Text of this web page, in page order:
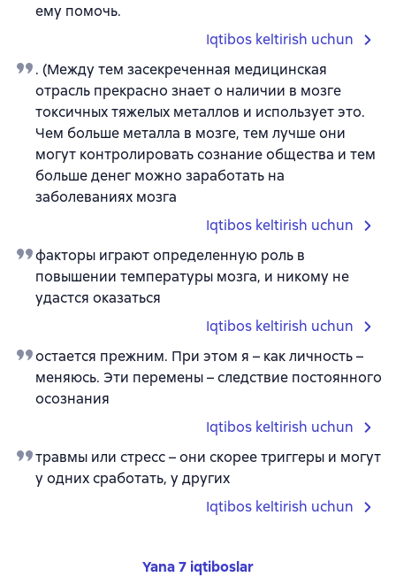
ему помочь.
Iqtibos keltirish uchun
. (Между тем засекреченная медицинская
отрасль прекрасно знает о наличии в мозге
токсичных тяжелых металлов и использует это.
Чем больше металла в мозге, тем лучше они
могут контролировать сознание общества и тем
больше денег можно заработать на
заболеваниях мозга
Iqtibos keltirish uchun
факторы играют определенную роль в
повышении температуры мозга, и никому не
удастся оказаться
Iqtibos keltirish uchun
остается прежним. При этом я – как личность –
меняюсь. Эти перемены – следствие постоянного
осознания
Iqtibos keltirish uchun
травмы или стресс – они скорее триггеры и могут
у одних сработать, у других
Iqtibos keltirish uchun
Yana 7 iqtiboslar